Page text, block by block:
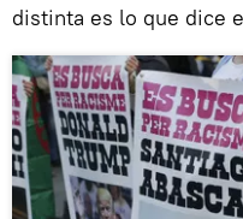
distinta es lo que dice